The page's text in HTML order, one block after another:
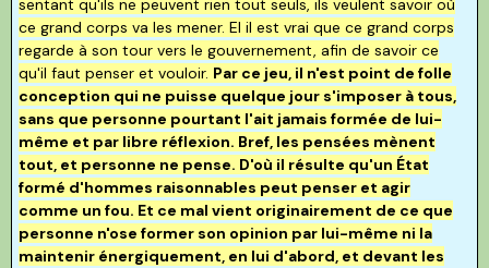
sentant qu'ils ne peuvent rien tout seuls, ils veulent savoir où
ce grand corps va les mener. El il est vrai que ce grand corps
regarde à son tour vers le gouvernement, afin de savoir ce
qu'il faut penser et vouloir. Par ce jeu, il n'est point de folle
conception qui ne puisse quelque jour s'imposer à tous,
sans que personne pourtant l'ait jamais formée de lui-
même et par libre réflexion. Bref, les pensées mènent
tout, et personne ne pense. D'où il résulte qu'un État
formé d'hommes raisonnables peut penser et agir
comme un fou. Et ce mal vient originairement de ce que
personne n'ose former son opinion par lui-même ni la
maintenir énergiquement, en lui d'abord, et devant les